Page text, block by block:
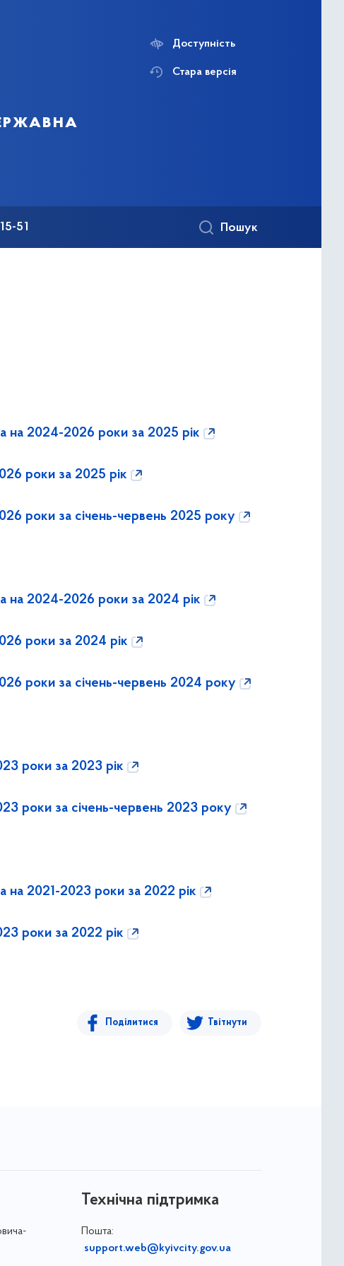
Доступність
Стара версія
51 Пошук
на 2024-2026 роки за 2025 рік
роки за 2025 рік
роки за січень-червень 2025 року
на 2024-2026 роки за 2024 рік
роки за 2024 рік
роки за січень-червень 2024 року
роки за 2023 рік
роки за січень-червень 2023 року
на 2021-2023 роки за 2022 рік
роки за 2022 рік
Поділитися Твітнути
Технічна підтримка
Пошта:
support.web@kyivcity.gov.ua